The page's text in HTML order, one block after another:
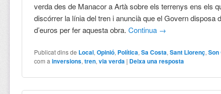
verda des de Manacor a Artà sobre els terrenys ens els
discórrer la línia del tren i anuncià que el Govern disposa
d’euros per fer aquesta obra.Continua →
Publicat dins de Local,Opinió, Política,Sa Costa,Sant Llorenç,
com a inversions,tren,via verda | Deixa una resposta